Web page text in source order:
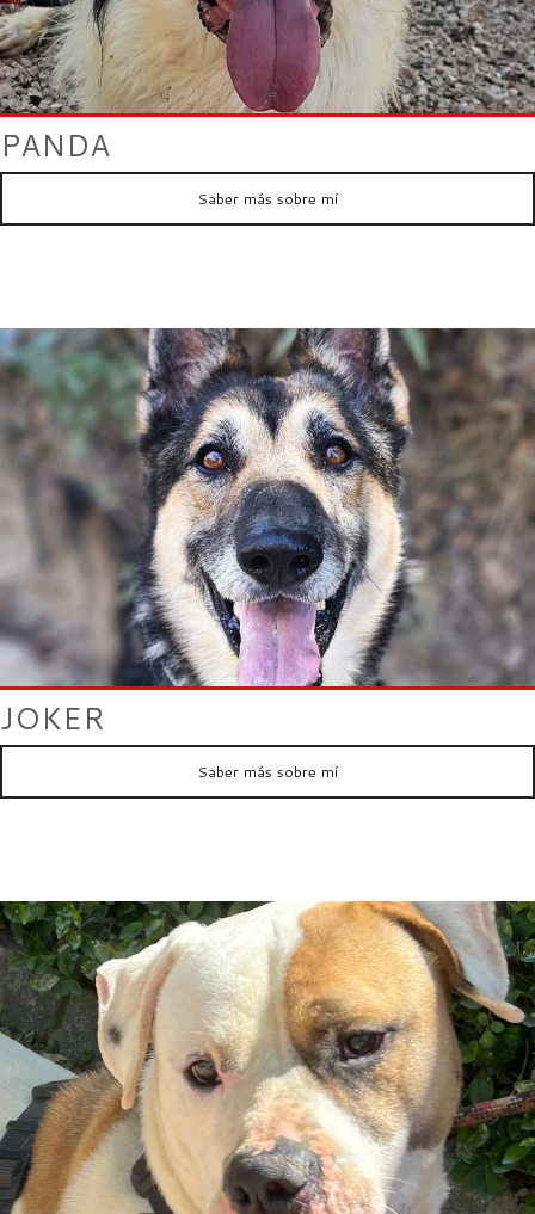
PANDA
Saber más sobre mí
JOKER
Saber más sobre mí